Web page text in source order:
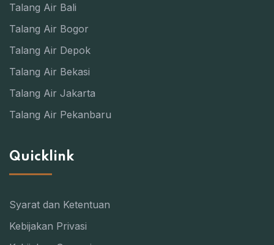
Talang Air Bali
Talang Air Bogor
Talang Air Depok
Talang Air Bekasi
Talang Air Jakarta
Talang Air Pekanbaru
Quicklink
Syarat dan Ketentuan
Kebijakan Privasi